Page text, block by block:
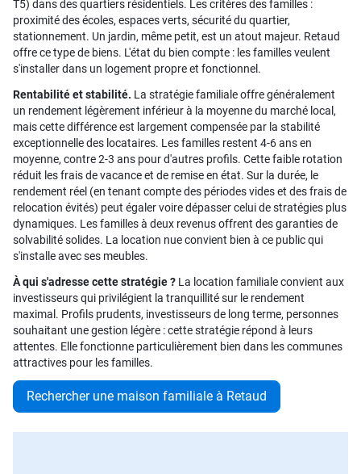
T5) dans des quartiers résidentiels. Les critères des familles :
proximité des écoles, espaces verts, sécurité du quartier,
stationnement. Un jardin, même petit, est un atout majeur. Retaud
offre ce type de biens. L'état du bien compte : les familles veulent
s'installer dans un logement propre et fonctionnel.
Rentabilité et stabilité. La stratégie familiale offre généralement
un rendement légèrement inférieur à la moyenne du marché local,
mais cette différence est largement compensée par la stabilité
exceptionnelle des locataires. Les familles restent 4-6 ans en
moyenne, contre 2-3 ans pour d'autres profils. Cette faible rotation
réduit les frais de vacance et de remise en état. Sur la durée, le
rendement réel (en tenant compte des périodes vides et des frais de
relocation évités) peut égaler voire dépasser celui de stratégies plus
dynamiques. Les familles à deux revenus offrent des garanties de
solvabilité solides. La location nue convient bien à ce public qui
s'installe avec ses meubles.
À qui s'adresse cette stratégie ? La location familiale convient aux
investisseurs qui privilégient la tranquillité sur le rendement
maximal. Profils prudents, investisseurs de long terme, personnes
souhaitant une gestion légère : cette stratégie répond à leurs
attentes. Elle fonctionne particulièrement bien dans les communes
attractives pour les familles.
Rechercher une maison familiale à Retaud